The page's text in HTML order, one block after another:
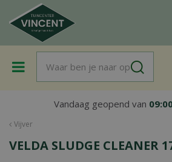
a
Vijver
Vandaag geopend van
VELDA SLUDGE CLEANER